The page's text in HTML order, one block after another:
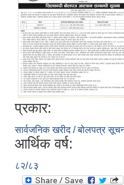
प्रकार:
सार्वजनिक खरीद / बोलपत्र
आर्थिक वर्ष:
८२/८३